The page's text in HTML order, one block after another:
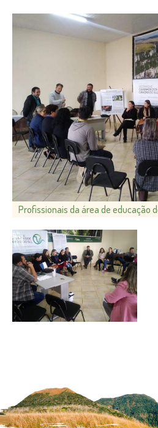
Profissionais da área de educação